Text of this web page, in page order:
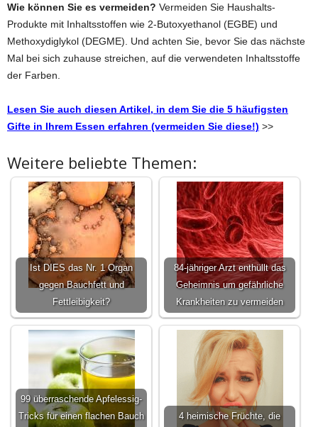
Wie können Sie es vermeiden? Vermeiden Sie Haushalts-
Produkte mit Inhaltsstoffen wie 2-Butoxyethanol (EGBE) und
Methoxydiglykol (DEGME). Und achten Sie, bevor Sie das nächste
Mal bei sich zuhause streichen, auf die verwendeten Inhaltsstoffe
der Farben.
Lesen Sie auch diesen Artikel, in dem Sie die 5 häufigsten
Gifte in Ihrem Essen erfahren (vermeiden Sie diese!) >>
Weitere beliebte Themen:
Ist DIES das Nr. 1 Organ
gegen Bauchfett und
Fettleibigkeit?
84-jähriger Arzt enthüllt das
Geheimnis um gefährliche
Krankheiten zu vermeiden
99 überraschende Apfelessig-
Tricks für einen flachen Bauch
4 heimische Früchte, die